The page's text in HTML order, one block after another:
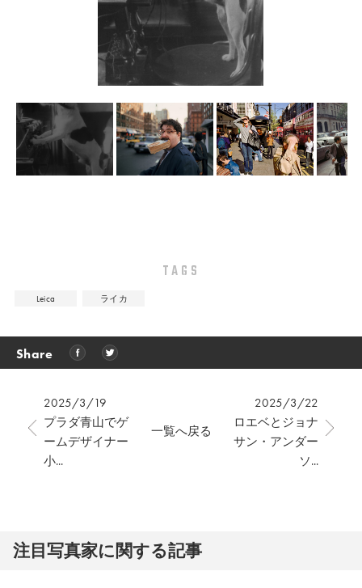
TAGS
Leica ライカ
Share
2025/3/19
プラダ青山でゲ
ームデザイナー
小...
2025/3/22
ロエベとジョナ
サン・アンダー
ソ...
一覧へ戻る
注⽬写真家に関する記事